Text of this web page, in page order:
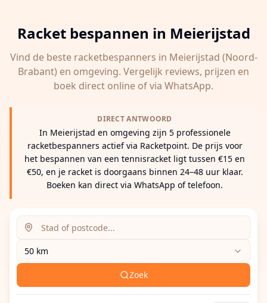
Racket bespannen in Meierijstad
Vind de beste racketbespanners in Meierijstad (Noord-
Brabant) en omgeving. Vergelijk reviews, prijzen en
boek direct online of via WhatsApp.
DIRECT ANTWOORD
In Meierijstad en omgeving zijn 5 professionele
racketbespanners actief via Racketpoint. De prijs voor
het bespannen van een tennisracket ligt tussen €15 en
€50, en je racket is doorgaans binnen 24–48 uur klaar.
Boeken kan direct via WhatsApp of telefoon.
Zoeklocatie (stad of postcode)
Voer een stad, postcode of adres in om
50 km
Zoek